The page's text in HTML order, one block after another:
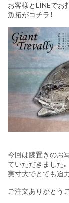
お客様とLINEでお
魚拓がコチラ！
今回は膝置きのお
ていただきました。
実寸大でとても迫
ご注文ありがとう